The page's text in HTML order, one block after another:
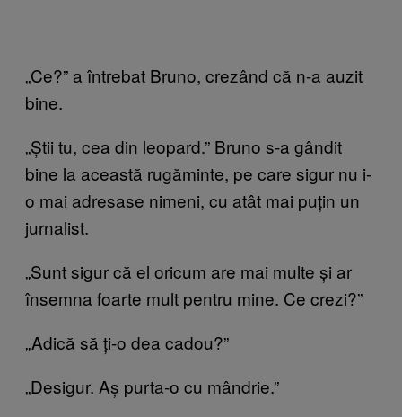
„Ce?” a întrebat Bruno, crezând că n-a auzit
bine.
„Știi tu, cea din leopard.” Bruno s-a gândit
bine la această rugăminte, pe care sigur nu i-
o mai adresase nimeni, cu atât mai puțin un
jurnalist.
„Sunt sigur că el oricum are mai multe și ar
însemna foarte mult pentru mine. Ce crezi?”
„Adică să ți-o dea cadou?”
„Desigur. Aș purta-o cu mândrie.”